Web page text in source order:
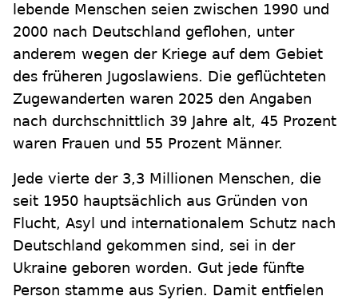
lebende Menschen seien zwischen 1990 und
2000 nach Deutschland geflohen, unter
anderem wegen der Kriege auf dem Gebiet
des früheren Jugoslawiens. Die geflüchteten
Zugewanderten waren 2025 den Angaben
nach durchschnittlich 39 Jahre alt, 45 Prozent
waren Frauen und 55 Prozent Männer.
Jede vierte der 3,3 Millionen Menschen, die
seit 1950 hauptsächlich aus Gründen von
Flucht, Asyl und internationalem Schutz nach
Deutschland gekommen sind, sei in der
Ukraine geboren worden. Gut jede fünfte
Person stamme aus Syrien. Damit entfielen